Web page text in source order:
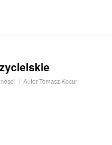
/ AutorTomasz Kocur